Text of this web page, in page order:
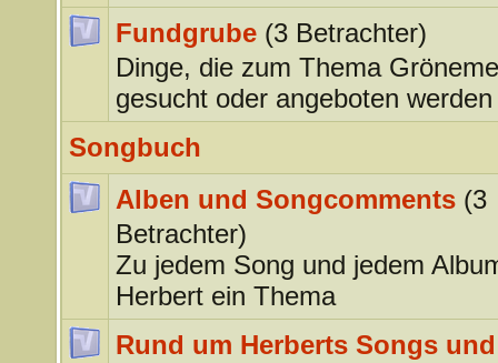
Fundgrube (3 Betrachter)
Dinge, die zum Thema
gesucht oder angeboten werden
Songbuch
Alben und Songcomments (3
Betrachter)
Zu jedem Song und jedem
Herbert ein Thema
Rund um Herberts Songs